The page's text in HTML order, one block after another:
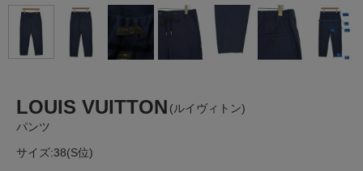
LOUIS VUITTON (ルイヴィトン)
パンツ
サイズ:38(S位)